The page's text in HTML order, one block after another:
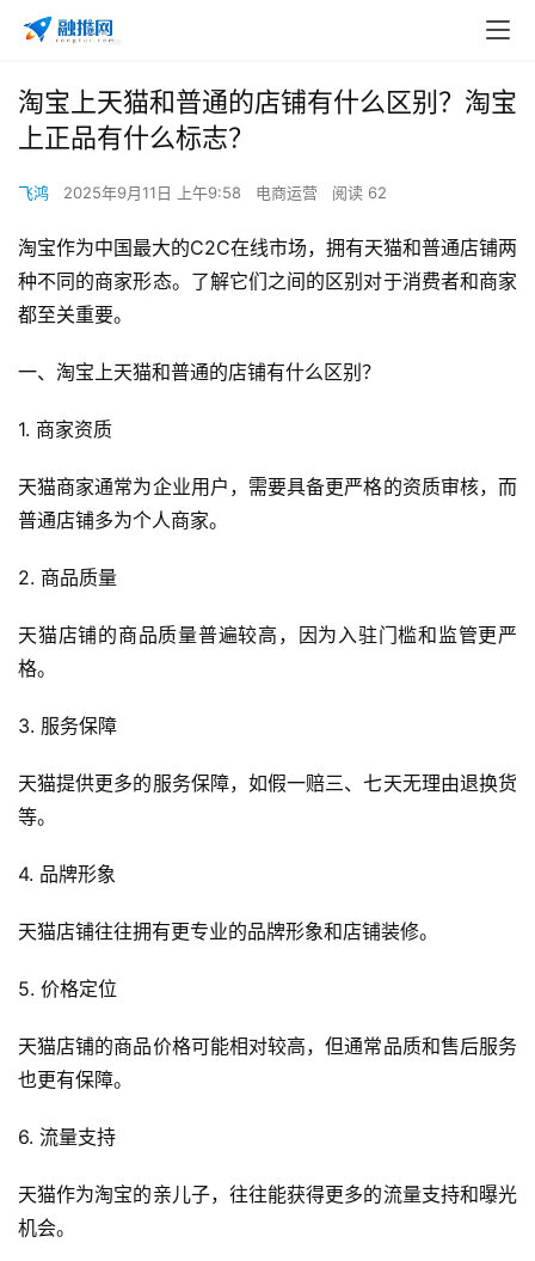
淘宝上天猫和普通的店铺有什么区别？淘宝
上正品有什么标志？
飞鸿 2025年9月11日 上午9:58 电商运营 阅读 62
淘宝作为中国最大的C2C在线市场，拥有天猫和普通店铺两
种不同的商家形态。了解它们之间的区别对于消费者和商家
都至关重要。
一、淘宝上天猫和普通的店铺有什么区别？
1. 商家资质
天猫商家通常为企业用户，需要具备更严格的资质审核，而
普通店铺多为个人商家。
2. 商品质量
天猫店铺的商品质量普遍较高，因为入驻门槛和监管更严
格。
3. 服务保障
天猫提供更多的服务保障，如假一赔三、七天无理由退换货
等。
4. 品牌形象
天猫店铺往往拥有更专业的品牌形象和店铺装修。
5. 价格定位
天猫店铺的商品价格可能相对较高，但通常品质和售后服务
也更有保障。
6. 流量支持
天猫作为淘宝的亲儿子，往往能获得更多的流量支持和曝光
机会。